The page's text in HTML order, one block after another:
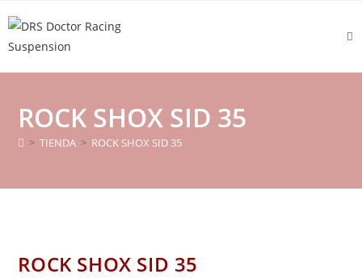
ROCK SHOX SID 35
> TIENDA > ROCK SHOX SID 35
ROCK SHOX SID 35